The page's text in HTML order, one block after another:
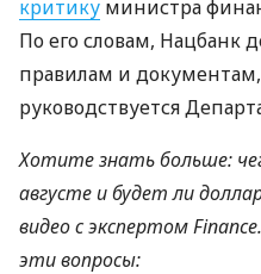
критику министра
По его словам, Нацбанк
правилам и
руководствуется
Хотите знать больше:
августе и будет ли
видео с экспертом
эти вопросы: